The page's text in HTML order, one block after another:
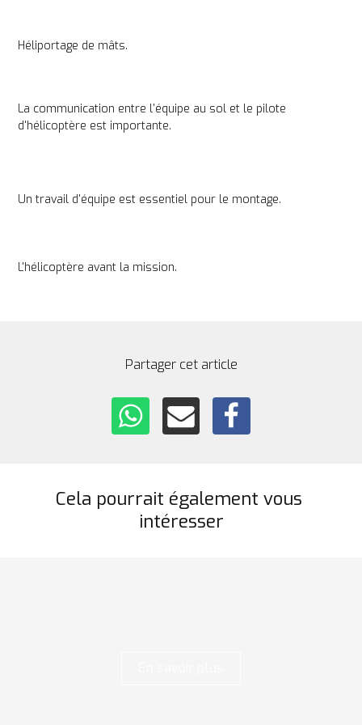
Héliportage de mâts.
La communication entre l'équipe au sol et le pilote
d'hélicoptère est importante.
Un travail d'équipe est essentiel pour le montage.
L'hélicoptère avant la mission.
Partager cet article
Cela pourrait également vous
intéresser